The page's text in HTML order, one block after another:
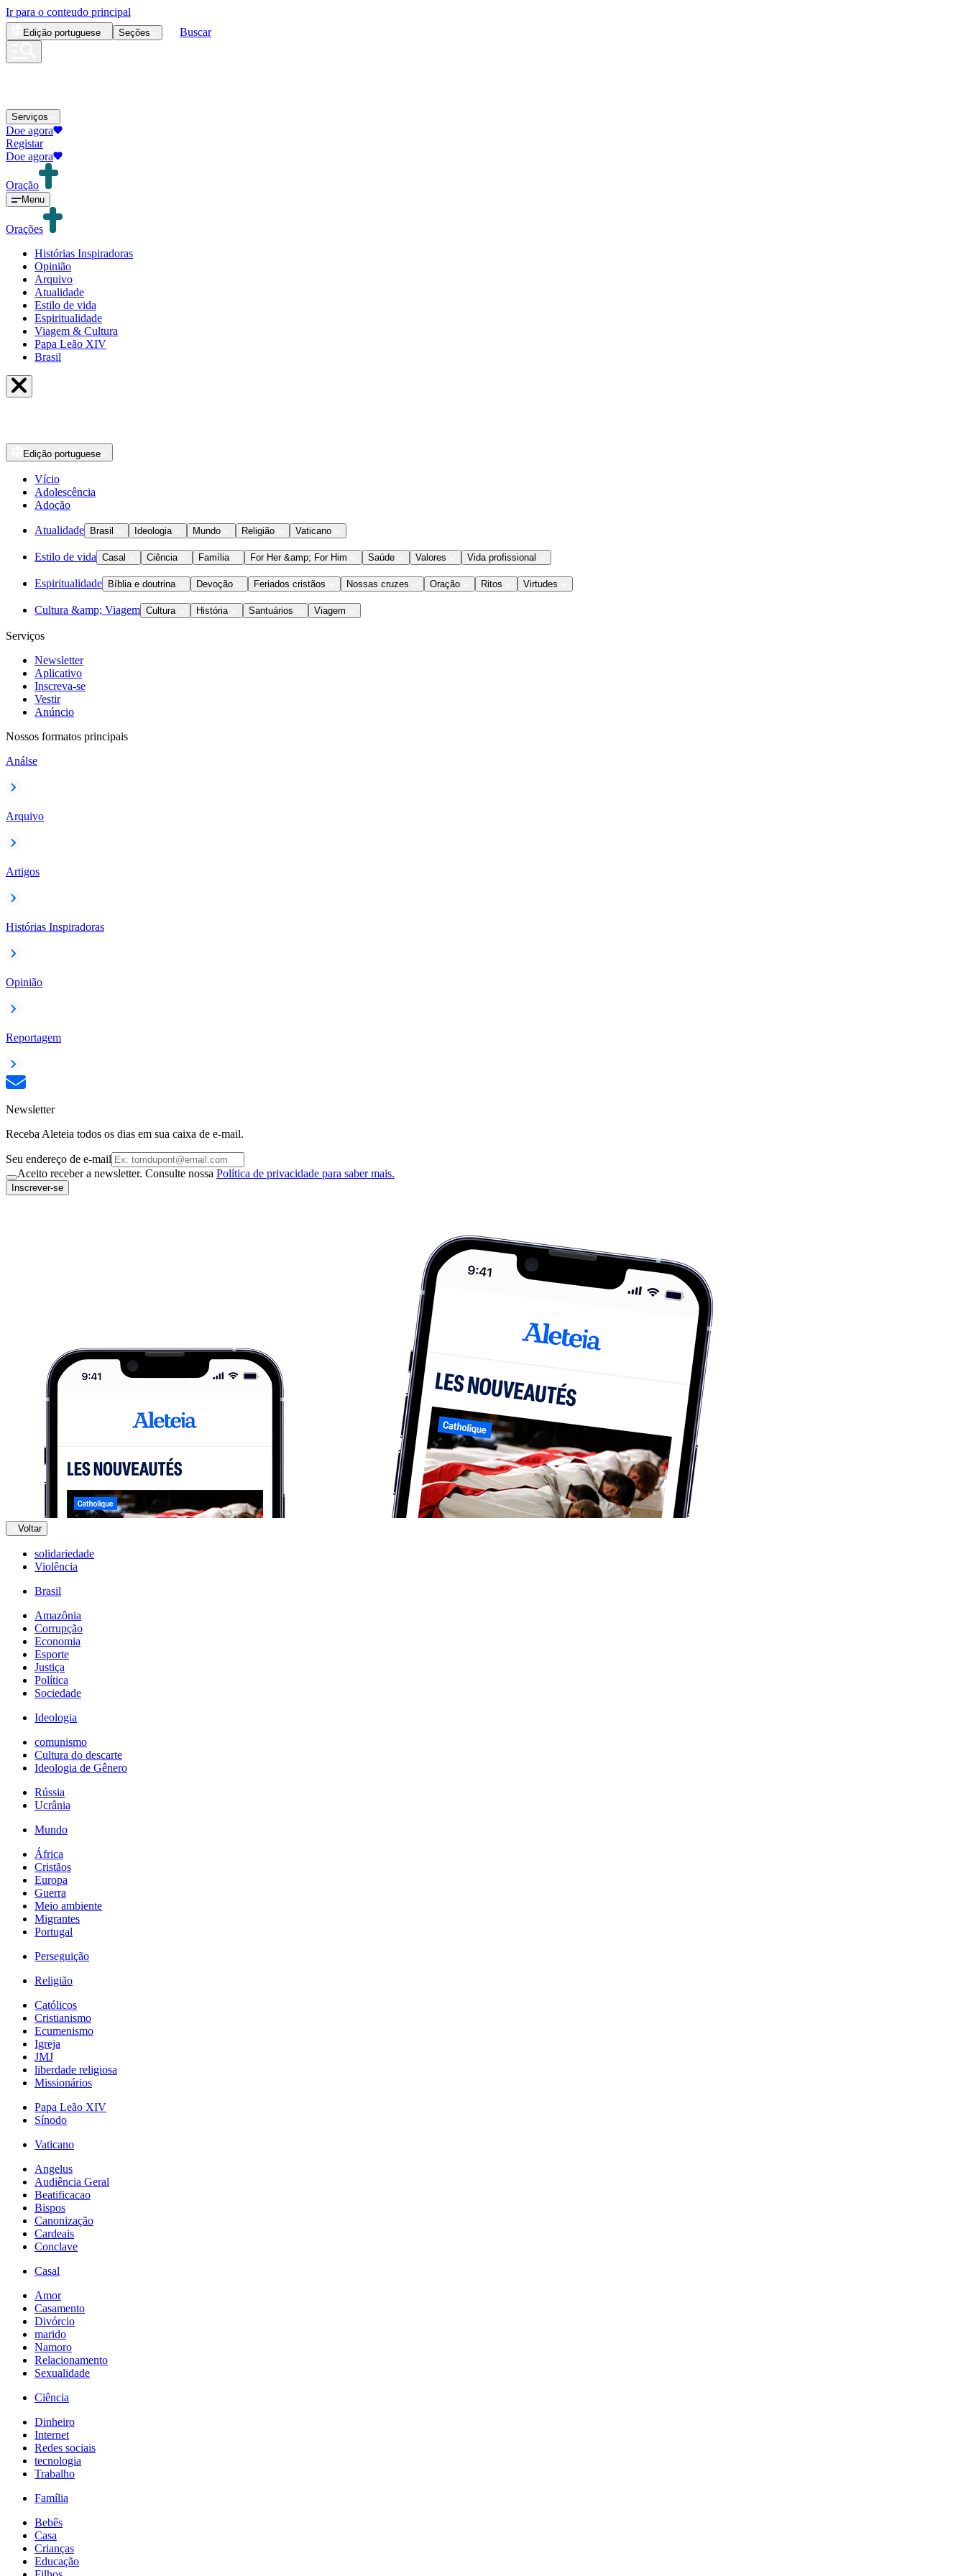
Ir para o conteudo principal
Edição portuguese Seções Buscar
Serviços
Doe agora
Registar
Doe agora
Oração
Menu
Orações
Histórias Inspiradoras
Opinião
Arquivo
Atualidade
Estilo de vida
Espiritualidade
Viagem & Cultura
Papa Leão XIV
Brasil
Edição portuguese
Vício
Adolescência
Adoção
Atualidade Brasil Ideologia Mundo Religião Vaticano
Estilo de vida Casal Ciência Família For Her &amp; For Him Saúde Valores Vida profissional
Espiritualidade Bíblia e doutrina Devoção Feriados cristãos Nossas cruzes Oração Ritos Virtudes
Cultura &amp; Viagem Cultura História Santuários Viagem
Serviços
Newsletter
Aplicativo
Inscreva-se
Vestir
Anúncio
Nossos formatos principais
Análse
Arquivo
Artigos
Histórias Inspiradoras
Opinião
Reportagem
Newsletter
Receba Aleteia todos os dias em sua caixa de e-mail.
Seu endereço de e-mail
Aceito receber a newsletter. Consulte nossa Política de privacidade para saber mais.
Inscrever-se
Voltar
solidariedade
Violência
Brasil
Amazônia
Corrupção
Economia
Esporte
Justiça
Política
Sociedade
Ideologia
comunismo
Cultura do descarte
Ideologia de Gênero
Rússia
Ucrânia
Mundo
África
Cristãos
Europa
Guerra
Meio ambiente
Migrantes
Portugal
Perseguição
Religião
Católicos
Cristianismo
Ecumenismo
Igreja
JMJ
liberdade religiosa
Missionários
Papa Leão XIV
Sínodo
Vaticano
Angelus
Audiência Geral
Beatificacao
Bispos
Canonização
Cardeais
Conclave
Casal
Amor
Casamento
Divórcio
marido
Namoro
Relacionamento
Sexualidade
Ciência
Dinheiro
Internet
Redes sociais
tecnologia
Trabalho
Família
Bebês
Casa
Crianças
Educação